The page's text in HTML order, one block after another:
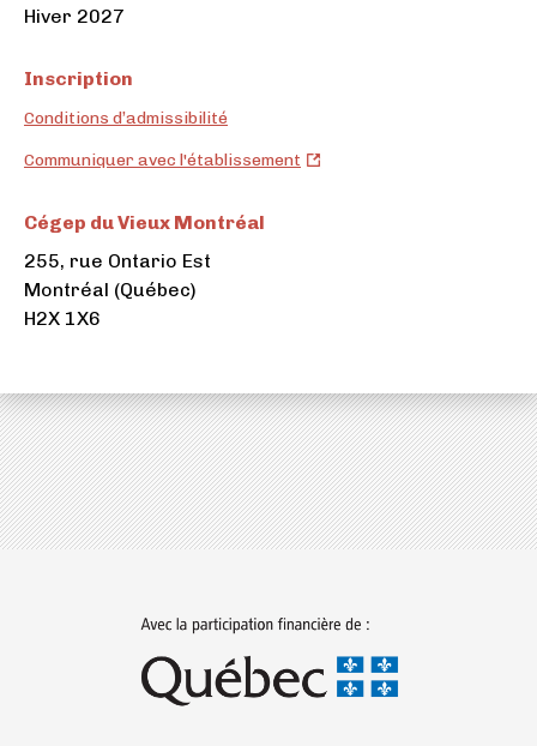
Hiver 2027
Inscription
Conditions d’admissibilité
Communiquer avec l'établissement Cégep
Cégep du Vieux Montréal
255, rue Ontario Est
Montréal (Québec)
H2X 1X6